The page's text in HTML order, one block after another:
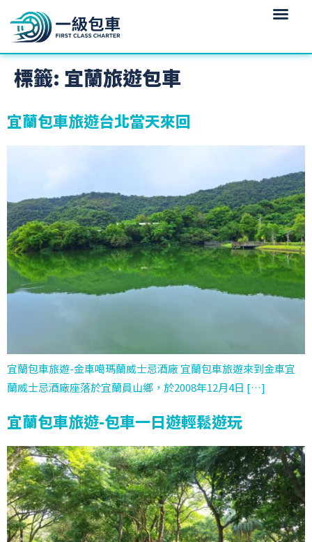
標籤: 宜蘭旅遊包車
宜蘭包車旅遊台北當天來回
宜蘭包車旅遊-金車噶瑪蘭威士忌酒廠 宜蘭包車旅遊來到金車宜
蘭威士忌酒廠座落於宜蘭員山鄉，於2008年12月4日 […]
宜蘭包車旅遊-包車一日遊輕鬆遊玩